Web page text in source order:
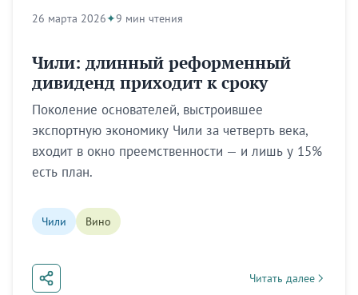
26 марта 2026 9 мин чтения
Чили: длинный реформенный
дивиденд приходит к сроку
Поколение основателей, выстроившее
экспортную экономику Чили за четверть века,
входит в окно преемственности — и лишь у 15%
есть план.
Чили Вино
Читать далее
about Чили: